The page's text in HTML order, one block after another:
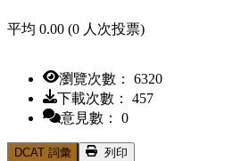
平均 0.00 (0 人次投票)
瀏覽次數： 6320
下載次數： 457
意見數： 0
DCAT 詞彙
列印